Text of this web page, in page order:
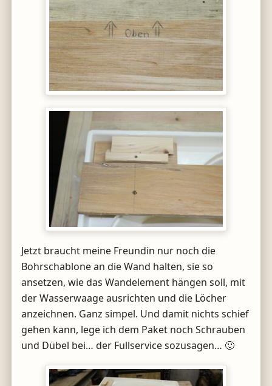
Jetzt braucht meine Freundin nur noch die
Bohrschablone an die Wand halten, sie so
ansetzen, wie das Wandelement hängen soll, mit
der Wasserwaage ausrichten und die Löcher
anzeichnen. Ganz simpel. Und damit nichts schief
gehen kann, lege ich dem Paket noch Schrauben
und Dübel bei… der Fullservice sozusagen… 🙂